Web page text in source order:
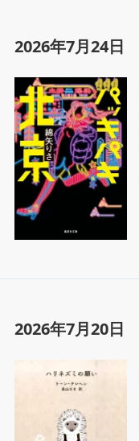
2026年7月24日
2026年7月20日